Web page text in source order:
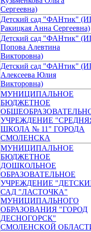
Сергеевна)
Детский сад "ФАНтик"
Ракицкая Анна Сергеевна)
Детский сад "ФАНтик"
Попова Алевтина
Викторовна)
Детский сад "ФАНтик"
Алексеева Юлия
Викторовна)
МУНИЦИПАЛЬНОЕ
БЮДЖЕТНОЕ
УЧРЕЖДЕНИЕ
ШКОЛА № 11" ГОРОДА
СМОЛЕНСКА
МУНИЦИПАЛЬНОЕ
БЮДЖЕТНОЕ
ДОШКОЛЬНОЕ
ОБРАЗОВАТЕЛЬНОЕ
УЧРЕЖДЕНИЕ
САД "ЛАСТОЧКА"
МУНИЦИПАЛЬНОГО
ОБРАЗОВАНИЯ "ГОРОД
ДЕСНОГОРСК"
СМОЛЕНСКОЙ